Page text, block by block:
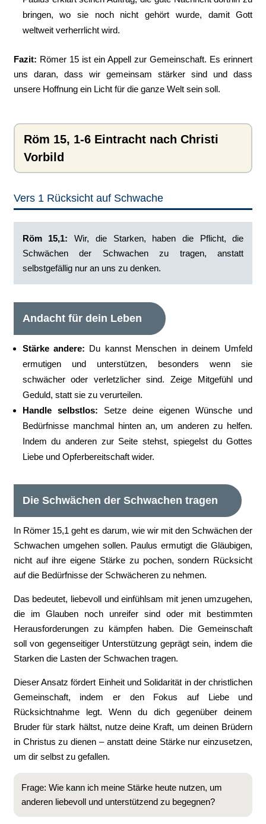
bringen, wo sie noch nicht gehört wurde, damit Gott
weltweit verherrlicht wird.
Fazit: Römer 15 ist ein Appell zur Gemeinschaft. Es erinnert
uns daran, dass wir gemeinsam stärker sind und dass
unsere Hoffnung ein Licht für die ganze Welt sein soll.
Röm 15, 1-6 Eintracht nach Christi
Vorbild
Vers 1 Rücksicht auf Schwache
‭Röm 15,1:Wir, die Starken, haben die Pflicht, die
Schwächen der Schwachen zu tragen, anstatt
selbstgefällig nur an uns zu denken.‭
Andacht für dein Leben
Stärke andere: Du kannst Menschen in deinem Umfeld
ermutigen und unterstützen, besonders wenn sie
schwächer oder verletzlicher sind. Zeige Mitgefühl und
Geduld, statt sie zu verurteilen.
Handle selbstlos: Setze deine eigenen Wünsche und
Bedürfnisse manchmal hinten an, um anderen zu helfen.
Indem du anderen zur Seite stehst, spiegelst du Gottes
Liebe und Opferbereitschaft wider.
Die Schwächen der Schwachen tragen
In Römer 15,1 geht es darum, wie wir mit den Schwächen der
Schwachen umgehen sollen. Paulus ermutigt die Gläubigen,
nicht auf ihre eigene Stärke zu pochen, sondern Rücksicht
auf die Bedürfnisse der Schwächeren zu nehmen.
Das bedeutet, liebevoll und einfühlsam mit jenen umzugehen,
die im Glauben noch unreifer sind oder mit bestimmten
Herausforderungen zu kämpfen haben. Die Gemeinschaft
soll von gegenseitiger Unterstützung geprägt sein, indem die
Starken die Lasten der Schwachen tragen.
Dieser Ansatz fördert Einheit und Solidarität in der christlichen
Gemeinschaft, indem er den Fokus auf Liebe und
Rücksichtnahme legt. Wenn du dich gegenüber deinem
Bruder für stark hältst, nutze deine Kraft, um deinen Brüdern
in Christus zu dienen – anstatt deine Stärke nur einzusetzen,
um dir selbst zu gefallen.
Frage: Wie kann ich meine Stärke heute nutzen, um
anderen liebevoll und unterstützend zu begegnen?